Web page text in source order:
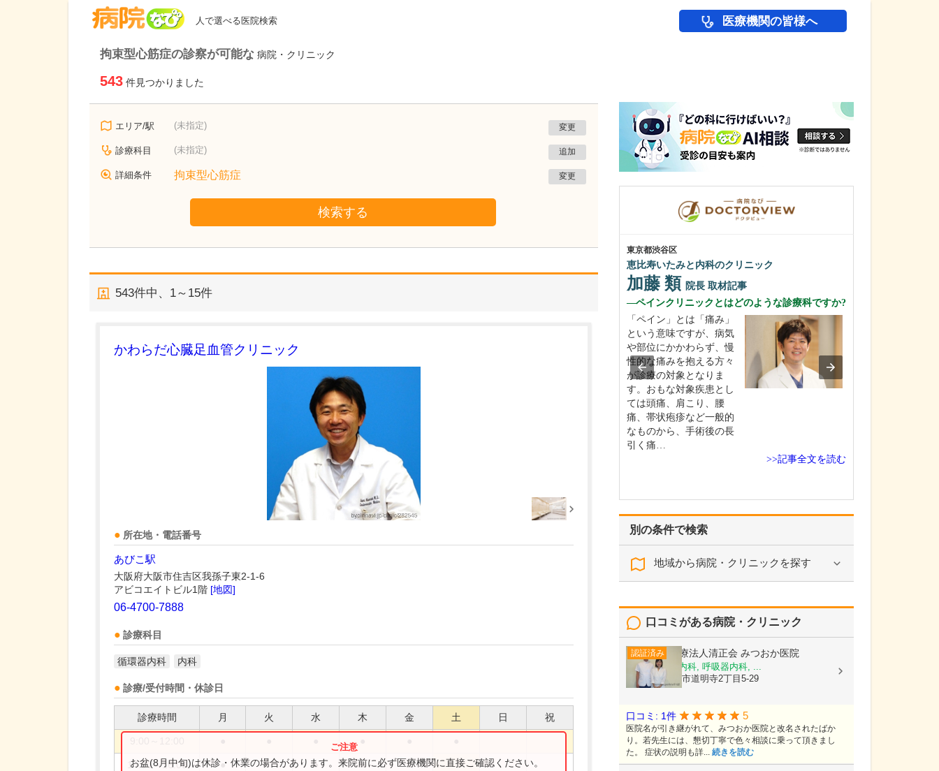
人で選べる医院検索 医療機関の皆様へ
拘束型心筋症の診察が可能な 病院・クリニック
543 件見つかりました
エリア/駅 (未指定) 変更
診療科目 (未指定) 追加
詳細条件 拘束型心筋症 変更
検索する
543件中、 1～15件
かわらだ心臓足血管クリニック
所在地・電話番号
あびこ駅
大阪府大阪市住吉区我孫子東2-1-6
アビコエイトビル1階 [地図]
06-4700-7888
診療科目
循環器内科 内科
診療/受付時間・休診日
診療時間 月 火 水 木 金 土 日 祝
14:00～16:00 ● ● ● ●
お盆(8月中旬)は休診・休業の場合があります。来院前に必ず医療機関に直接ご確認ください。
別の条件で検索
地域から病院・クリニックを探す
口コミがある病院・クリニック
認証済み 医療法人清正会 みつおか医院
内科, 循環器内科, 呼吸器内科, ...
大阪府藤井寺市道明寺2丁目5-29
口コミ: 1件 5
医院名が引き継がれて、みつおか医院と改名されたばか
り。若先生には、懇切丁寧で色々相談に乗って頂きまし
た。 症状の説明も詳... 続きを読む
東京都中野区
こに…
東京都渋谷区
恵比寿いたみと内科のクリニック
加藤 類 院長 取材記事
ペインクリニックとはどのような診療科ですか?
「ペイン」とは「痛み」
という意味ですが、病気
や部位にかかわらず、慢
性的な痛みを抱える方々
が診療の対象となりま
す。おもな対象疾患とし
ては頭痛、肩こり、腰
痛、帯状疱疹など一般的
なものから、手術後の長
引く痛…
>>記事全文を読む